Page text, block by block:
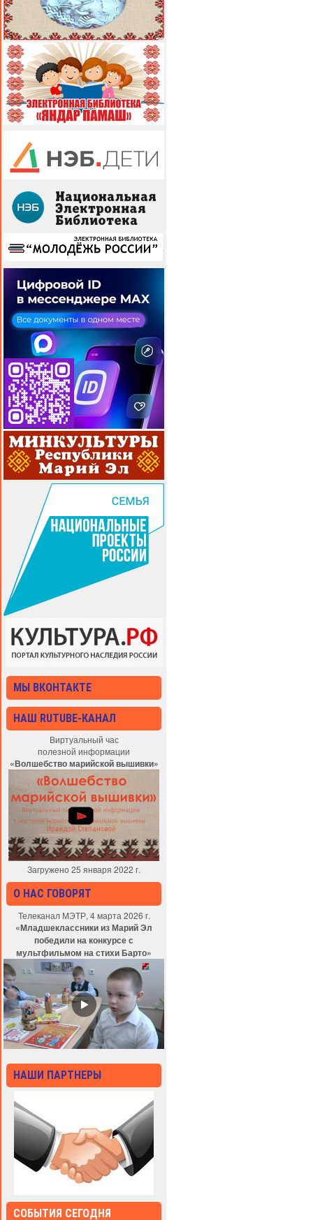
МЫ ВКОНТАКТЕ
НАШ RUTUBE-КАНАЛ
Виртуальный час
полезной информации
«Волшебство марийской вышивки»
Загружено 25 января 2022 г.
О НАС ГОВОРЯТ
Телеканал МЭТР, 4 марта 2026 г.
«Младшеклассники из Марий Эл
победили на конкурсе с
мультфильмом на стихи Барто»
НАШИ ПАРТНЕРЫ
СОБЫТИЯ СЕГОДНЯ